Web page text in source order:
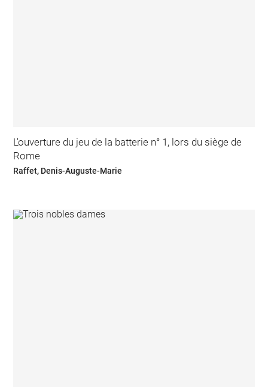
L'ouverture du jeu de la batterie n° 1, lors du siège de
Rome
Raffet, Denis-Auguste-Marie